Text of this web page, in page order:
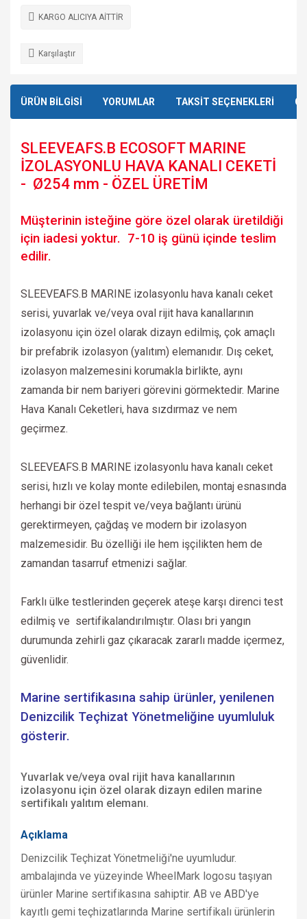
KARGO ALICIYA AİTTİR
Karşılaştır
ÜRÜN BİLGİSİ YORUMLAR TAKSİT SEÇENEKLERİ
SLEEVEAFS.B ECOSOFT MARINE
İZOLASYONLU HAVA KANALI CEKETİ
- Ø254 mm - ÖZEL ÜRETİM
Müşterinin isteğine göre özel olarak üretildiği
için iadesi yoktur. 7-10 iş günü içinde teslim
edilir.
SLEEVEAFS.B MARINE izolasyonlu hava kanalı ceket
serisi, yuvarlak ve/veya oval rijit hava kanallarının
izolasyonu için özel olarak dizayn edilmiş, çok amaçlı
bir prefabrik izolasyon (yalıtım) elemanıdır. Dış ceket,
izolasyon malzemesini korumakla birlikte, aynı
zamanda bir nem bariyeri görevini görmektedir. Marine
Hava Kanalı Ceketleri, hava sızdırmaz ve nem
geçirmez.
SLEEVEAFS.B MARINE izolasyonlu hava kanalı ceket
serisi, hızlı ve kolay monte edilebilen, montaj esnasında
herhangi bir özel tespit ve/veya bağlantı ürünü
gerektirmeyen, çağdaş ve modern bir izolasyon
malzemesidir. Bu özelliği ile hem işçilikten hem de
zamandan tasarruf etmenizi sağlar.
Farklı ülke testlerinden geçerek ateşe karşı direnci test
edilmiş ve sertifikalandırılmıştır. Olası bri yangın
durumunda zehirli gaz çıkaracak zararlı madde içermez,
güvenlidir.
Marine sertifikasına sahip ürünler, yenilenen
Denizcilik Teçhizat Yönetmeliğine uyumluluk
gösterir.
Yuvarlak ve/veya oval rijit hava kanallarının
izolasyonu için özel olarak dizayn edilen marine
sertifikalı yalıtım elemanı.
Açıklama
Denizcilik Teçhizat Yönetmeliği'ne uyumludur.
ambalajında ve yüzeyinde WheelMark logosu taşıyan
ürünler Marine sertifikasına sahiptir. AB ve ABD'ye
kayıtlı gemi teçhizatlarında Marine sertifikalı ürünlerin